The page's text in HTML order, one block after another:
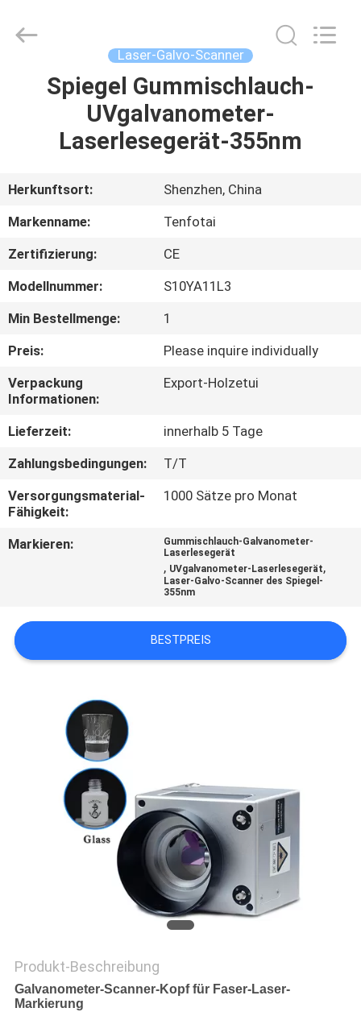
HAUS
PRODUKTE
ÜBER
UNS
FABRIK-
AUSFLUG
QUALITÄTSKONTROLLE
TRETEN
SIE
MIT
IN
VERBINDUNG
EIN
ZITAT
SITEMAP
PRIVACY
POLICY
Laser
Technology
Laser-Galvo-Scanner
Spiegel Gummischlauch-
UVgalvanometer-
Laserlesegerät-355nm
Herkunftsort:
Shenzhen, China
Markenname:
Tenfotai
Zertifizierung:
CE
Modellnummer:
S10YA11L3
Min Bestellmenge:
1
Preis:
Please inquire individually
Verpackung
Informationen:
Export-Holzetui
Lieferzeit:
innerhalb 5 Tage
Zahlungsbedingungen:
T/T
Versorgungsmaterial-
Fähigkeit:
1000 Sätze pro Monat
Markieren:
Gummischlauch-Galvanometer-
Laserlesegerät
, UVgalvanometer-Laserlesegerät,
Laser-Galvo-Scanner des Spiegel-
355nm
BESTPREIS
Produkt-Beschreibung
Galvanometer-Scanner-Kopf für Faser-Laser-
Markierung